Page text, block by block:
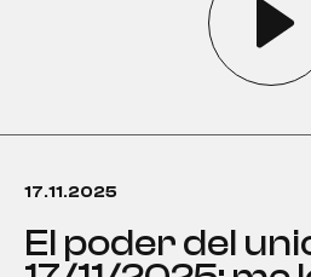
17.11.2025
el poder del unicornio